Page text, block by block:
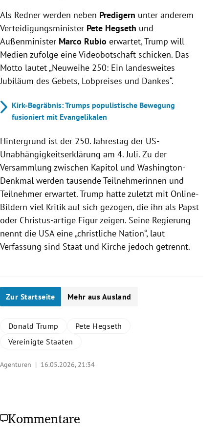
Als Redner werden neben Predigern unter anderem
Verteidigungsminister Pete Hegseth und
Außenminister Marco Rubio erwartet, Trump will
Medien zufolge eine Videobotschaft schicken. Das
Motto lautet „Neuweihe 250: Ein landesweites
Jubiläum des Gebets, Lobpreises und Dankes“.
Kirk-Begräbnis: Trumps populistische Bewegung
fusioniert mit Evangelikalen
Hintergrund ist der 250. Jahrestag der US-
Unabhängigkeitserklärung am 4. Juli. Zu der
Versammlung zwischen Kapitol und Washington-
Denkmal werden tausende Teilnehmerinnen und
Teilnehmer erwartet. Trump hatte zuletzt mit Online-
Bildern viel Kritik auf sich gezogen, die ihn als Papst
oder Christus-artige Figur zeigen. Seine Regierung
nennt die USA eine „christliche Nation“, laut
Verfassung sind Staat und Kirche jedoch getrennt.
Zur Startseite Mehr aus Ausland
Donald Trump
Pete Hegseth
Vereinigte Staaten
Agenturen | 16.05.2026, 21:34
Kommentare